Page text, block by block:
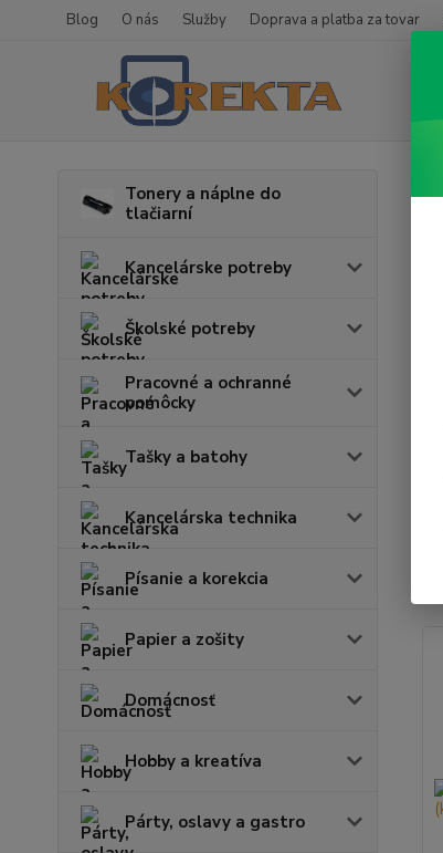
Blog O nás Služby Doprava a platba za tovar
Tonery a náplne do
tlačiarní
Kancelárske potreby
Školské potreby
Pracovné a ochranné
pomôcky
Tašky a batohy
Kancelárska technika
Písanie a korekcia
Papier a zošity
Domácnosť
Hobby a kreatíva
Párty, oslavy a gastro